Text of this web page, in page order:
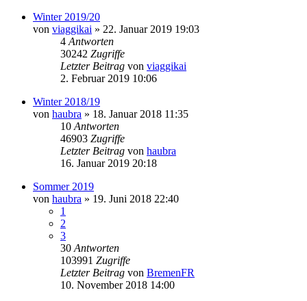
Winter 2019/20
von viaggikai » 22. Januar 2019 19:03
4 Antworten
30242 Zugriffe
Letzter Beitrag von viaggikai
2. Februar 2019 10:06
Winter 2018/19
von haubra » 18. Januar 2018 11:35
10 Antworten
46903 Zugriffe
Letzter Beitrag von haubra
16. Januar 2019 20:18
Sommer 2019
von haubra » 19. Juni 2018 22:40
1
2
3
30 Antworten
103991 Zugriffe
Letzter Beitrag von BremenFR
10. November 2018 14:00